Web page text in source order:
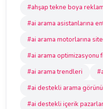
#ahşap tekne boya
#ai arama asistanlarına
#ai arama motorlarına
#ai arama optimizasyonu
#ai arama trendleri
#ai destekli arama
#ai destekli içerik